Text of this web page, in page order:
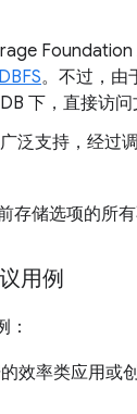
。不过，由
下，直接访
泛支持，经过
储选项的所
用例
：
效率类应用或